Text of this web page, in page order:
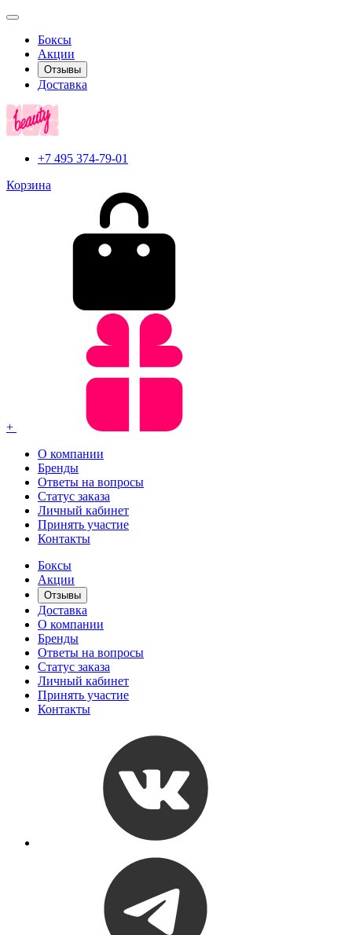
Боксы
Акции
Отзывы
Доставка
+7 495 374-79-01
Корзина
+
О компании
Бренды
Ответы на вопросы
Статус заказа
Личный кабинет
Принять участие
Контакты
Боксы
Акции
Отзывы
Доставка
О компании
Бренды
Ответы на вопросы
Статус заказа
Личный кабинет
Принять участие
Контакты